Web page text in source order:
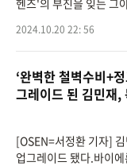
헨즈'의 부진을 잊는 그
부를 1-1 원점으
2024.10.20 22: 56
‘완벽한 철벽수비+
그레이드 된 김민재,
[OSEN=서정환 기자]
업그레이드 됐다.바이